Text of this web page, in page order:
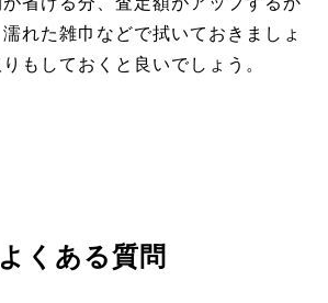
れた雑巾などで拭いておきましょ
もしておくと良いでしょう。
よくある質問